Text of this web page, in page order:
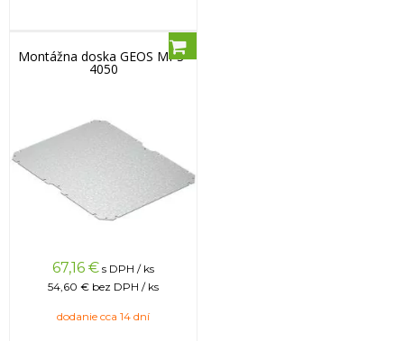
Montážna doska GEOS MPS-
4050
67,16 € s DPH / ks
54,60 € bez DPH / ks
dodanie cca 14 dní